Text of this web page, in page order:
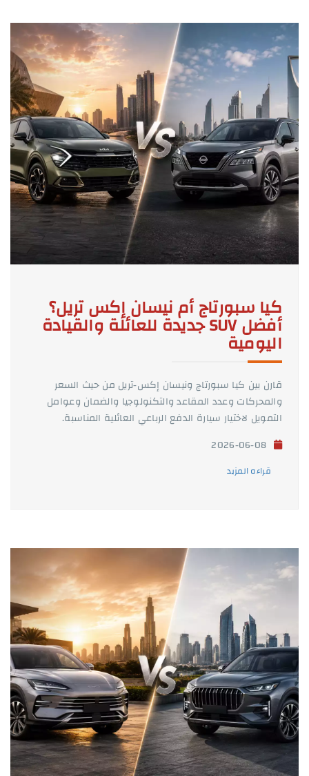
كيا سبورتاج أم نيسان إكس تريل؟
أفضل SUV جديدة للعائلة والقيادة
اليومية
قارن بين كيا سبورتاج ونيسان إكس-تريل من حيث السعر
والمحركات وعدد المقاعد والتكنولوجيا والضمان وعوامل
التمويل لاختيار سيارة الدفع الرباعي العائلية المناسبة.
قراءه المزيد